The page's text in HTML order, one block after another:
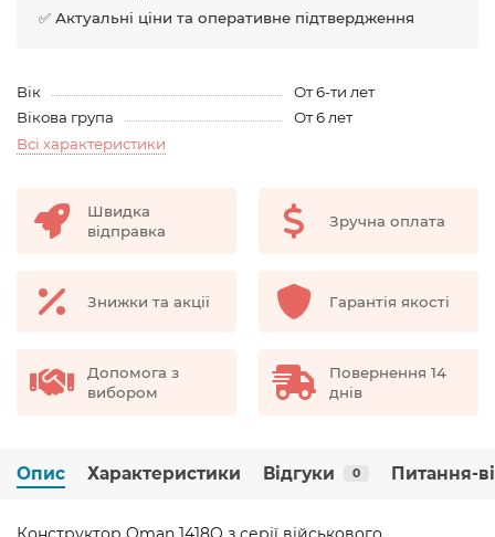
✅ Актуальні ціни та оперативне підтвердження
Вік
От 6-ти лет
Вікова група
От 6 лет
Всі характеристики
Швидка
відправка
Зручна оплата
Знижки та акції Гарантія якості
Допомога з
вибором
Повернення 14
днів
Опис Характеристики Відгуки 0 Питання-